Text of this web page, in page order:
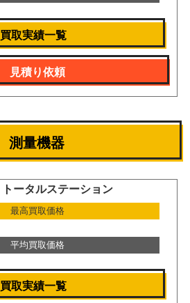
買取実績一覧
見積り依頼
測量機器
トータルステーション
最高買取価格
平均買取価格
買取実績一覧